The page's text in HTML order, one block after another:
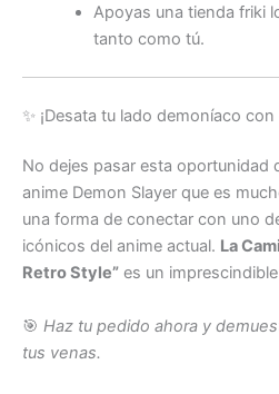
Apoyas una tienda friki
tanto como tú.
✨ ¡Desata tu lado demoníaco
No dejes pasar esta oportunidad
anime Demon Slayer que es
una forma de conectar con uno
icónicos del anime actual. La
Retro Style” es un
🎯 Haz tu pedido ahora y
tus venas.